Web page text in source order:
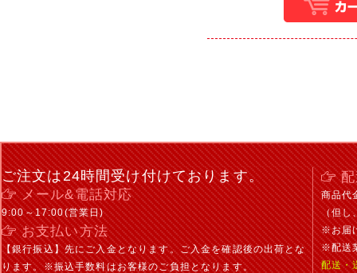
ご注文は24時間受け付けております。
メール&電話対応
9:00～17:00(営業日)
お支払い方法
【銀行振込】先にご入金となります。ご入金を確認後の出荷とな
ります。※振込手数料はお客様のご負担となります。
商品代
（但し
※お届
※配送
配送・